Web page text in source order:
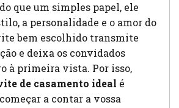
que um simples papel, ele
a personalidade e o amor do
bem escolhido transmite
e deixa os convidados
à primeira vista. Por isso,
de casamento ideal é
a contar a vossa